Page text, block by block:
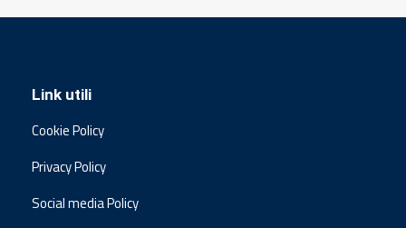
Link utili
Cookie Policy
Privacy Policy
Social media Policy